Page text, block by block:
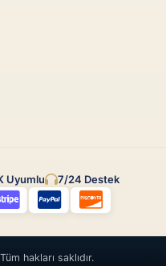
Uyumlu 7/24 Destek
Tüm hakları saklıdır.